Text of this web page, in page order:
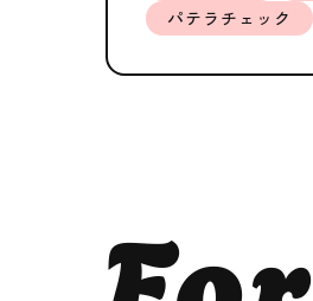
パテラチェック